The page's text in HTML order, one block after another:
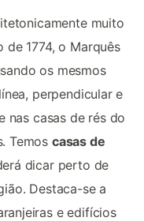
muito
1774, o Marquês
os mesmos
perpendicular e
nas casas de rés do
Temos casas de
dicar perto de
Destaca-se a
e edifícios